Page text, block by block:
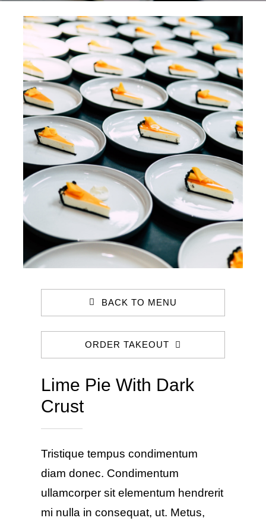
BACK TO MENU
ORDER TAKEOUT
Lime Pie With Dark
Crust
Tristique tempus condimentum
diam donec. Condimentum
ullamcorper sit elementum hendrerit
mi nulla in consequat, ut. Metus,